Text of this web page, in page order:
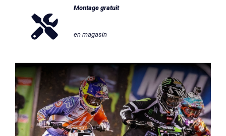
Montage gratuit
en magasin